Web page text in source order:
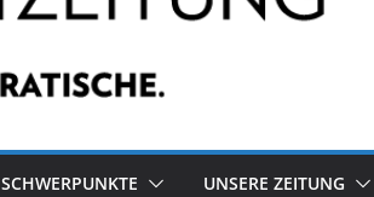
SCHWERPUNKTE UNSERE ZEITUNG